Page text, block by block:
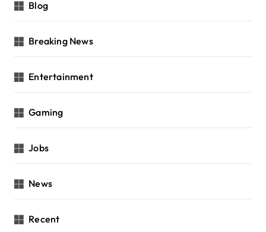
Blog
Breaking News
Entertainment
Gaming
Jobs
News
Recent